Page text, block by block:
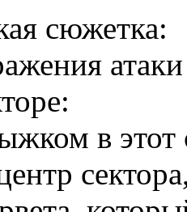
сюжетка:
в этот